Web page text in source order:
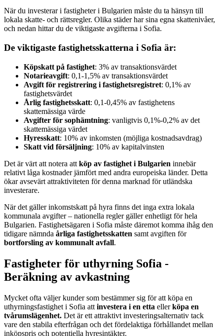
När du investerar i fastigheter i Bulgarien måste du ta hänsyn till
lokala skatte- och rättsregler. Olika städer har sina egna skattenivåer,
och nedan hittar du de viktigaste avgifterna i Sofia.
De viktigaste fastighetsskatterna i Sofia är:
Köpskatt på fastighet: 3% av transaktionsvärdet
Notarieavgift: 0,1-1,5% av transaktionsvärdet
Avgift för registrering i fastighetsregistret: 0,1% av
fastighetsvärdet
Årlig fastighetsskatt: 0,1-0,45% av fastighetens
skattemässiga värde
Avgifter för sophämtning: vanligtvis 0,1%-0,2% av det
skattemässiga värdet
Hyresskatt: 10% av inkomsten (möjliga kostnadsavdrag)
Skatt vid försäljning: 10% av kapitalvinsten
Det är värt att notera att köp av fastighet i Bulgarien innebär
relativt låga kostnader jämfört med andra europeiska länder. Detta
ökar avsevärt attraktiviteten för denna marknad för utländska
investerare.
När det gäller inkomstskatt på hyra finns det inga extra lokala
kommunala avgifter – nationella regler gäller enhetligt för hela
Bulgarien. Fastighetsägaren i Sofia måste däremot komma ihåg den
tidigare nämnda årliga fastighetsskatten samt avgiften för
bortforsling av kommunalt avfall.
Fastigheter för uthyrning Sofia -
Beräkning av avkastning
Mycket ofta väljer kunder som bestämmer sig för att köpa en
uthyrningsfastighet i Sofia att investera i en etta ellerköpa en
tvårumslägenhet. Det är ett attraktivt investeringsalternativ tack
vare den stabila efterfrågan och det fördelaktiga förhållandet mellan
inköpspris och potentiella hyresintäkter.